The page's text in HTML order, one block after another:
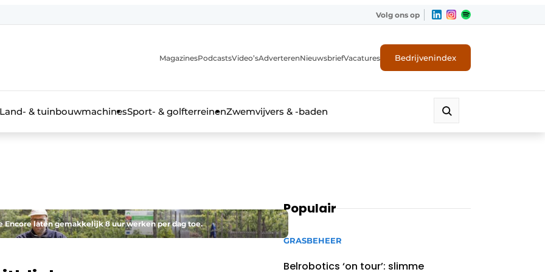
Volg ons op
MagazinesPodcastsVideo’sAdverterenNieuwsbriefVacatures Bedrijvenindex
Land- & tuinbouwmachinesSport- & golfterreinenZwemvijvers & -baden
laten gemakkelijk 8 uur werken per dag toe.
Populair
GRASBEHEER
Belrobotics ‘on tour’: slimme